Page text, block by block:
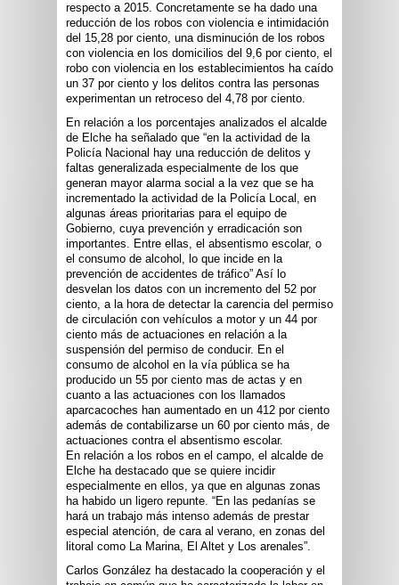
respecto a 2015. Concretamente se ha dado una
reducción de los robos con violencia e intimidación
del 15,28 por ciento, una disminución de los robos
con violencia en los domicilios del 9,6 por ciento, el
robo con violencia en los establecimientos ha caído
un 37 por ciento y los delitos contra las personas
experimentan un retroceso del 4,78 por ciento.
En relación a los porcentajes analizados el alcalde
de Elche ha señalado que “en la actividad de la
Policía Nacional hay una reducción de delitos y
faltas generalizada especialmente de los que
generan mayor alarma social a la vez que se ha
incrementado la actividad de la Policía Local, en
algunas áreas prioritarias para el equipo de
Gobierno, cuya prevención y erradicación son
importantes. Entre ellas, el absentismo escolar, o
el consumo de alcohol, lo que incide en la
prevención de accidentes de tráfico” Así lo
desvelan los datos con un incremento del 52 por
ciento, a la hora de detectar la carencia del permiso
de circulación con vehículos a motor y un 44 por
ciento más de actuaciones en relación a la
suspensión del permiso de conducir. En el
consumo de alcohol en la vía pública se ha
producido un 55 por ciento mas de actas y en
cuanto a las actuaciones con los llamados
aparcacoches han aumentado en un 412 por ciento
además de contabilizarse un 60 por ciento más, de
actuaciones contra el absentismo escolar.
En relación a los robos en el campo, el alcalde de
Elche ha destacado que se quiere incidir
especialmente en ellos, ya que en algunas zonas
ha habido un ligero repunte. “En las pedanías se
hará un trabajo más intenso además de prestar
especial atención, de cara al verano, en zonas del
litoral como La Marina, El Altet y Los arenales”.
Carlos González ha destacado la cooperación y el